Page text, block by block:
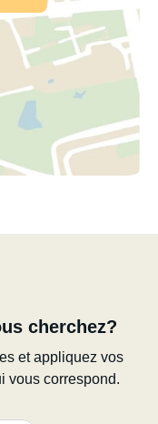
cherchez?
et appliquez vos
vous correspond.